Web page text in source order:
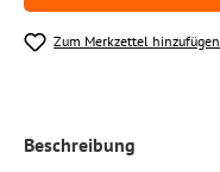
Zum Merkzettel hinzufügen
Beschreibung